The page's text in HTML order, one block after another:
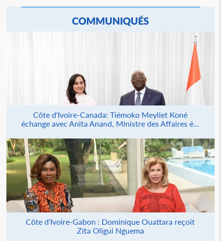
COMMUNIQUÉS
Côte d'Ivoire-Canada: Tiémoko Meyliet Koné
échange avec Anita Anand, Ministre des Affaires é...
Côte d'Ivoire-Gabon : Dominique Ouattara reçoit
Zita Oligui Nguema